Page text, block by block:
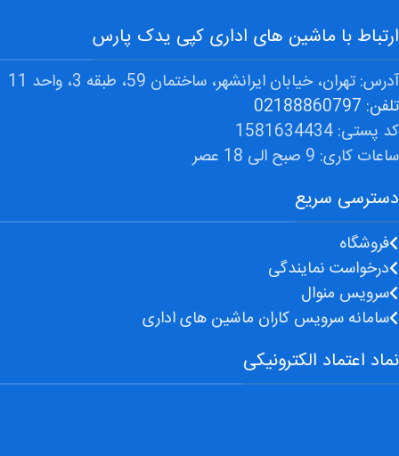
نماد اعتماد الکترونیکی
دسترسی سریع
فروشگاه
درخواست نمایندگی
سرویس منوال
سامانه سرویس کاران ماشین های اداری
ارتباط با ماشین های اداری کپی یدک پارس
آدرس: تهران، خیابان ایرانشهر، ساختمان 59، طبقه 3، واحد 11
تلفن: 02188860797
کد پستی: 1581634434
ساعات کاری: 9 صبح الی 18 عصر